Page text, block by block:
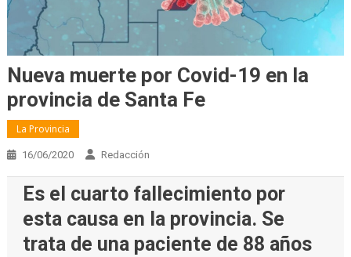
Nueva muerte por Covid-19 en la
provincia de Santa Fe
La Provincia
16/06/2020 Redacción
Es el cuarto fallecimiento por
esta causa en la provincia. Se
trata de una paciente de 88 años